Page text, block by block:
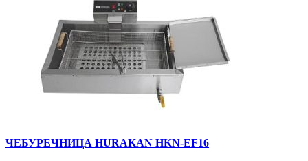
ЧЕБУРЕЧНИЦА HURAKAN HKN-EF16